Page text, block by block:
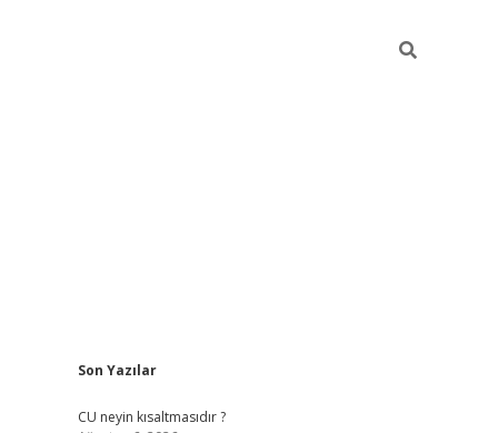
Sidebar
Son Yazılar
CU neyin kısaltmasıdır ?